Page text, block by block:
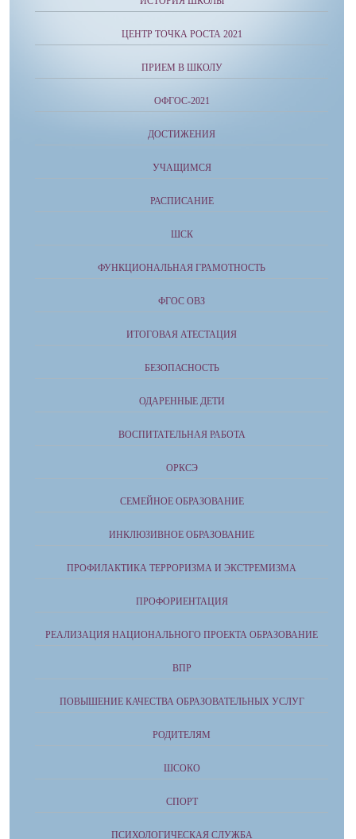
ЦЕНТР ТОЧКА РОСТА 2021
ПРИЕМ В ШКОЛУ
ОФГОС-2021
ДОСТИЖЕНИЯ
УЧАЩИМСЯ
РАСПИСАНИЕ
ШСК
ФУНКЦИОНАЛЬНАЯ ГРАМОТНОСТЬ
ФГОС ОВЗ
ИТОГОВАЯ АТЕСТАЦИЯ
БЕЗОПАСНОСТЬ
ОДАРЕННЫЕ ДЕТИ
ВОСПИТАТЕЛЬНАЯ РАБОТА
ОРКСЭ
СЕМЕЙНОЕ ОБРАЗОВАНИЕ
ИНКЛЮЗИВНОЕ ОБРАЗОВАНИЕ
ПРОФИЛАКТИКА ТЕРРОРИЗМА И ЭКСТРЕМИЗМА
ПРОФОРИЕНТАЦИЯ
РЕАЛИЗАЦИЯ НАЦИОНАЛЬНОГО ПРОЕКТА ОБРАЗОВАНИЕ
ВПР
ПОВЫШЕНИЕ КАЧЕСТВА ОБРАЗОВАТЕЛЬНЫХ УСЛУГ
РОДИТЕЛЯМ
ШСОКО
СПОРТ
ПСИХОЛОГИЧЕСКАЯ СЛУЖБА